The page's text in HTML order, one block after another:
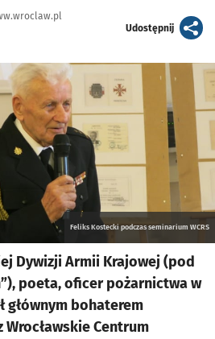
Udostępnijartykuł
Feliks Kostecki podczas seminarium WCRS
Dywizji Armii Krajowej (pod
poeta, oficer pożarnictwa w
głównym bohaterem
Centrum